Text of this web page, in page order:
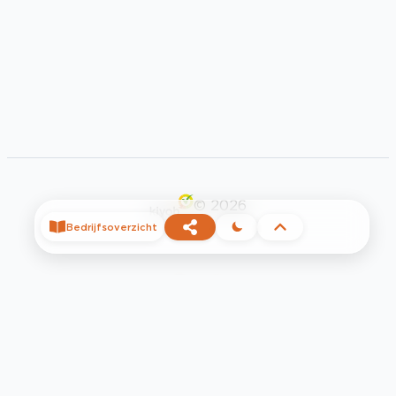
© 2026
Bedrijfsoverzicht